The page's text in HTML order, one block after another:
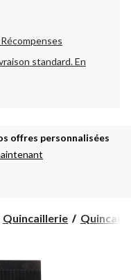
standard.En
offres personnalisées
Quincaillerie